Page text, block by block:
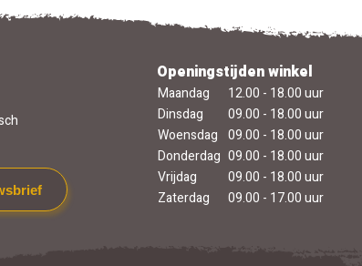
Openingstijden winkel
Maandag
12.00 - 18.00 uur
Dinsdag
09.00 - 18.00 uur
Woensdag 09.00 - 18.00 uur
Donderdag 09.00 - 18.00 uur
Vrijdag
09.00 - 18.00 uur
Zaterdag
09.00 - 17.00 uur